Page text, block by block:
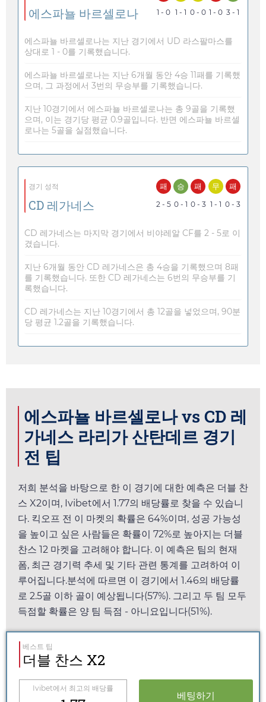
에스파뇰 바르셀로나 1 - 0 1 - 1 0 - 0 1 - 0 3 - 1
에스파뇰 바르셀로나는 지난 경기에서 UD 라스팔마스를
상대로 1 - 0를 기록했습니다.
에스파뇰 바르셀로나는 지난 6개월 동안 4승 11패를 기록했
으며, 그 과정에서 3번의 무승부를 기록했습니다.
지난 10경기에서 에스파뇰 바르셀로나는 총 9골을 기록했
으며, 이는 경기당 평균 0.9골입니다. 반면 에스파뇰 바르셀
로나는 5골을 실점했습니다.
경기 성적
CD 레가네스
패
2 - 5
승
0 - 1
패
0 - 3
무
1 - 1
패
0 - 3
CD 레가네스는 마지막 경기에서 비야레알 CF를 2 - 5로 이
겼습니다.
지난 6개월 동안 CD 레가네스은 총 4승을 기록했으며 8패
를 기록했습니다. 또한 CD 레가네스는 6번의 무승부를 기
록했습니다.
CD 레가네스는 지난 10경기에서 총 12골을 넣었으며, 90분
당 평균 1.2골을 기록했습니다.
에스파뇰 바르셀로나 vs CD 레
가네스 라리가 산탄데르 경기
전 팁
저희 분석을 바탕으로 한 이 경기에 대한 예측은 더블 찬
스 X2이며, Ivibet에서 1.77의 배당률로 찾을 수 있습니
다. 킥오프 전 이 마켓의 확률은 64%이며, 성공 가능성
을 높이고 싶은 사람들은 확률이 72%로 높아지는 더블
찬스 12 마켓을 고려해야 합니다. 이 예측은 팀의 현재
폼, 최근 경기력 추세 및 기타 관련 통계를 고려하여 이
루어집니다.분석에 따르면 이 경기에서 1.46의 배당률
로 2.5골 이하 골이 예상됩니다(57%). 그리고 두 팀 모두
득점할 확률은 양 팀 득점 - 아니요입니다(51%).
베스트 팁
더블 찬스 X2
Ivibet에서 최고의 배당률
베팅하기